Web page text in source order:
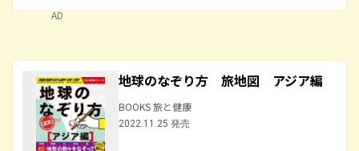
AD
地球のなぞり方 旅地図 アジア編
BOOKS 旅と健康
2022.11.25 発売